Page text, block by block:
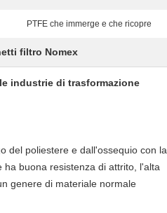
PTFE che immerge e che ricopre
filtro Nomex
industrie di trasformazione
del poliestere e dall'ossequio con la
buona resistenza di attrito, l'alta
genere di materiale normale